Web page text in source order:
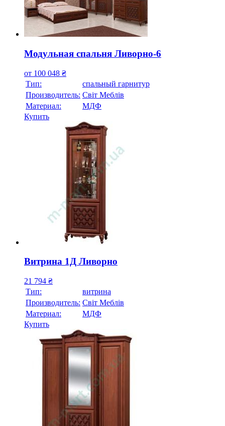
Модульная спальня Ливорно-6
от 100 048 ₴
Тип:
спальный гарнитур
Производитель: Свiт Меблiв
Материал:
МДФ
Купить
Витрина 1Д Ливорно
21 794 ₴
Тип:
витрина
Производитель: Свiт Меблiв
Материал:
МДФ
Купить